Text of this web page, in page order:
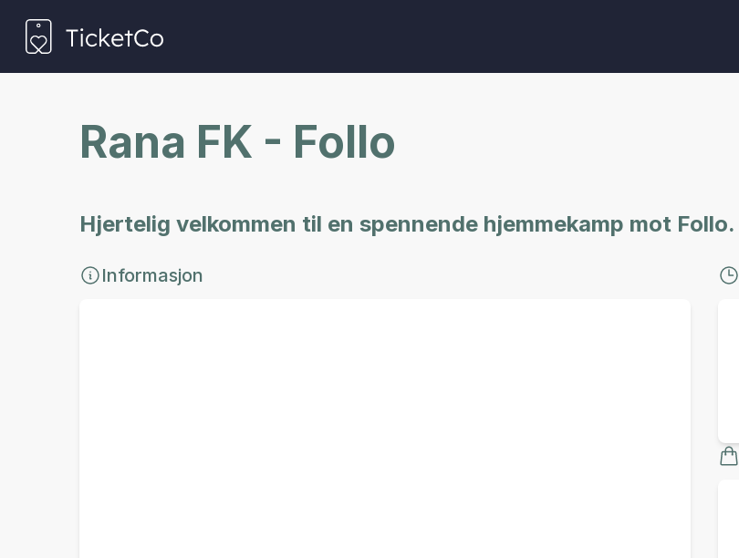
Rana FK - Follo
Hjertelig velkommen til en spennende hjemmekamp mot Follo.
Informasjon